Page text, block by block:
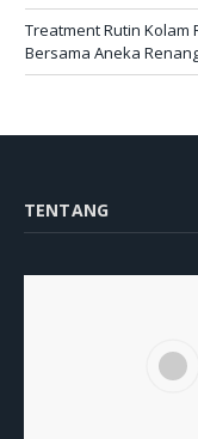
Treatment Rutin Kolam
Bersama Aneka
TENTANG